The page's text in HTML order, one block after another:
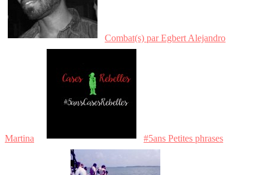
Combat(s) par Egbert Alejandro
Martina #5ans Petites phrases